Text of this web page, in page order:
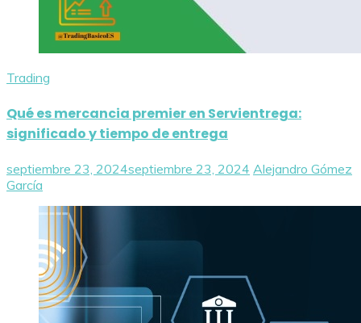
Trading
Qué es mercancia premier en Servientrega:
significado y tiempo de entrega
septiembre 23, 2024septiembre 23, 2024 Alejandro Gómez
García